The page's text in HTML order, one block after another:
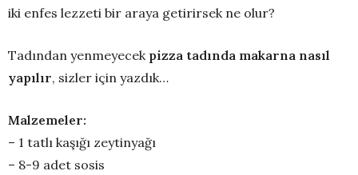
iki enfes lezzeti bir araya getirirsek ne olur?
Tadından yenmeyecek pizza tadında makarna nasıl
yapılır, sizler için yazdık…
Malzemeler:
– 1 tatlı kaşığı zeytinyağı
– 8-9 adet sosis